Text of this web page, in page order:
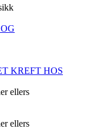
KREFT HOS
ellers
ellers